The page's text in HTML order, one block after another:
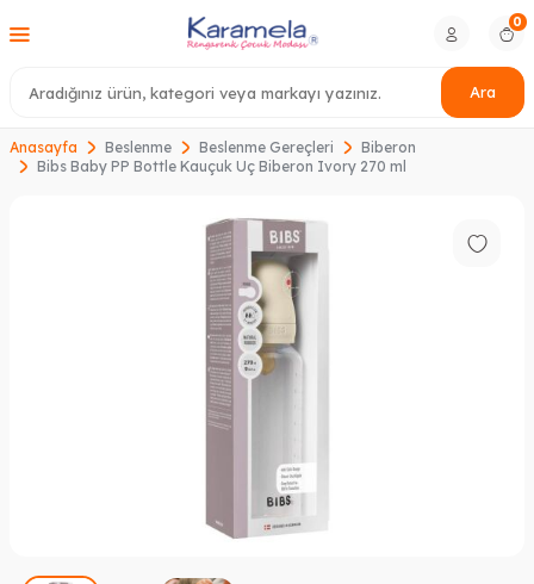
Ara
0
Anasayfa Beslenme Beslenme Gereçleri
Biberon
Bibs Baby PP Bottle Kauçuk Uç Biberon Ivory 270 ml